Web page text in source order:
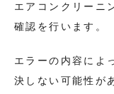
エアコンクリーニ
確認を行います。
エラーの内容によ
決しない可能性が